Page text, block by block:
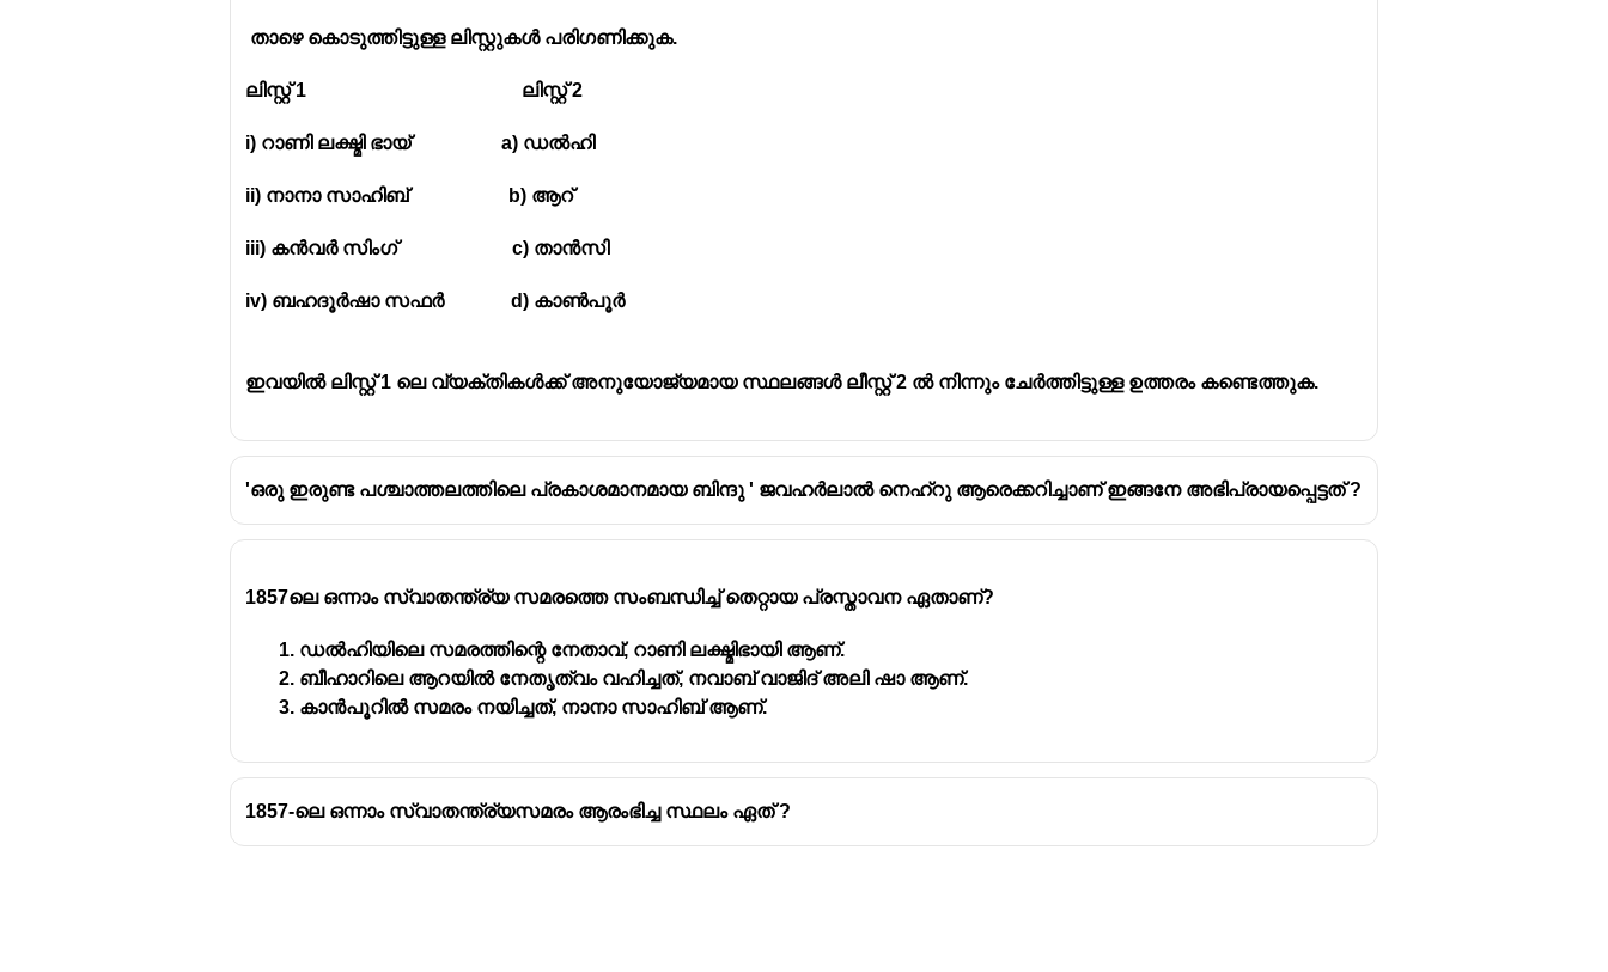
താഴെ കൊടുത്തിട്ടുള്ള ലിസ്റ്റുകൾ പരിഗണിക്കുക.
ലിസ്റ്റ് 1 ലിസ്റ്റ് 2
i) റാണി ലക്ഷ്മി ഭായ് a) ഡൽഹി
ii) നാനാ സാഹിബ് b) ആറ്
iii) കൻവർ സിംഗ് c) താൻസി
iv) ബഹദൂർഷാ സഫർ d) കാൺപൂർ
ഇവയിൽ ലിസ്റ്റ് 1 ലെ വ്യക്തികൾക്ക് അനുയോജ്യമായ സ്ഥലങ്ങൾ ലീസ്റ്റ് 2 ൽ നിന്നും ചേർത്തിട്ടുള്ള ഉത്തരം കണ്ടെത്തുക.
'ഒരു ഇരുണ്ട പശ്ചാത്തലത്തിലെ പ്രകാശമാനമായ ബിന്ദു ' ജവഹർലാൽ നെഹ്റു ആരെക്കറിച്ചാണ് ഇങ്ങനേ അഭിപ്രായപ്പെട്ടത് ?
1857ലെ ഒന്നാം സ്വാതന്ത്ര്യ സമരത്തെ സംബന്ധിച്ച് തെറ്റായ പ്രസ്താവന ഏതാണ്?
ഡൽഹിയിലെ സമരത്തിന്റെ നേതാവ്, റാണി ലക്ഷ്മിഭായി ആണ്.
ബീഹാറിലെ ആറയിൽ നേതൃത്വം വഹിച്ചത്, നവാബ് വാജിദ് അലി ഷാ ആണ്.
കാൻപൂറിൽ സമരം നയിച്ചത്, നാനാ സാഹിബ് ആണ്.
1857-ലെ ഒന്നാം സ്വാതന്ത്ര്യസമരം ആരംഭിച്ച സ്ഥലം ഏത് ?